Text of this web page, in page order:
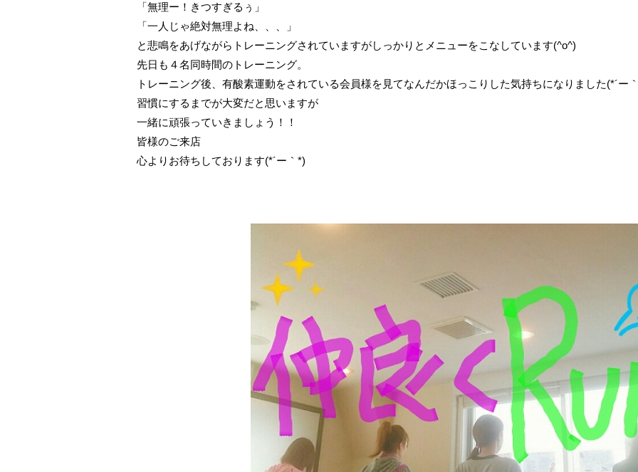
「無理ー！きつすぎるぅ」
「一人じゃ絶対無理よね、、、」
と悲鳴をあげながらトレーニングされていますがしっかりとメニューをこなしています(^o^)
先日も４名同時間のトレーニング。
トレーニング後、有酸素運動をされている会員様を見てなんだかほっこりした気持ちになりました(*´ー
習慣にするまでが大変だと思いますが
一緒に頑張っていきましょう！！
皆様のご来店
心よりお待ちしております(*´ー｀*)